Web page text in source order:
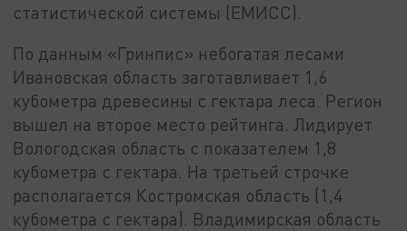
статистической системы (ЕМИСС).
По данным «Гринпис» небогатая лесами
Ивановская область заготавливает 1,6
кубометра древесины с гектара леса. Регион
вышел на второе место рейтинга. Лидирует
Вологодская область с показателем 1,8
кубометра с гектара. На третьей строчке
располагается Костромская область (1,4
кубометра с гектара). Владимирская область